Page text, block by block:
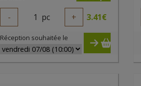
- 1 pc + 3.41€
Réception souhaitée le